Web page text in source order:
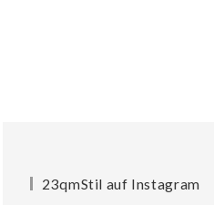
23qmStil auf Instagram